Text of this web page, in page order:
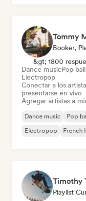
Tommy
Booker,
&gt; 1800
Dance musicPop
Electropop
Conectar a los
presentarse en vivo
Agregar artistas a
Dance music Pop
Electropop
French
Timothy
Playlist